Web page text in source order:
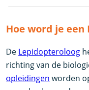
Hoe word je
De Lepidopteroloog
richting van de
opleidingen worden